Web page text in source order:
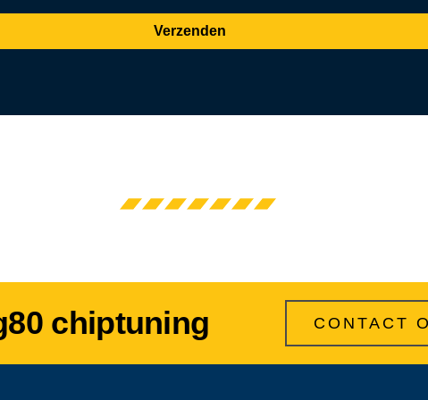
Verzenden
chiptuning CONTACT